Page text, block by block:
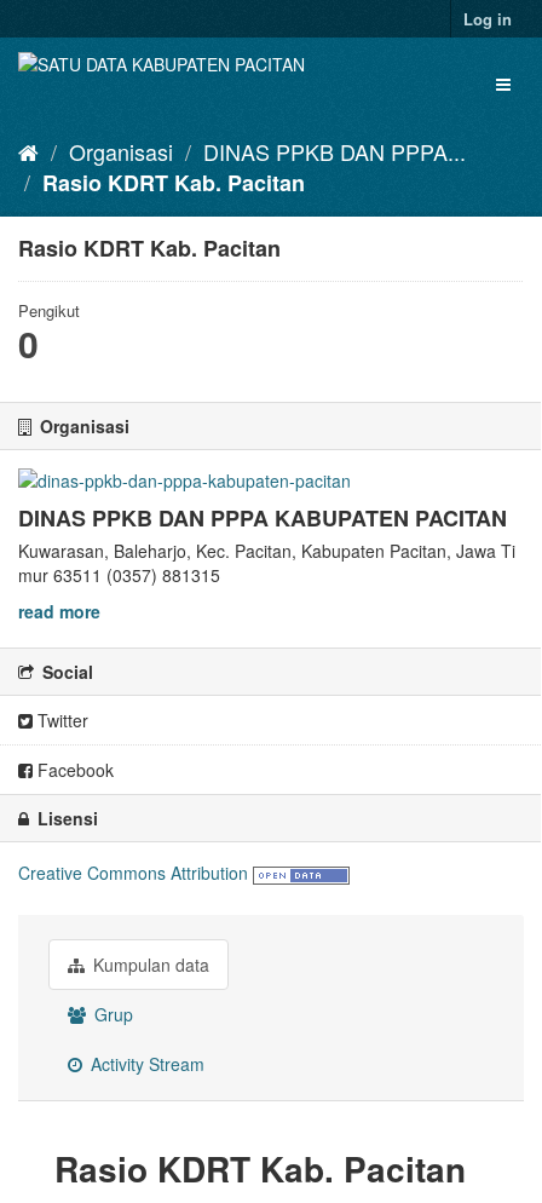
to
content
Log in
Organisasi
DINAS PPKB DAN PPPA...
Rasio KDRT Kab. Pacitan
Rasio KDRT Kab. Pacitan
Pengikut
0
Organisasi
DINAS PPKB DAN PPPA KABUPATEN PACITAN
Kuwarasan, Baleharjo, Kec. Pacitan, Kabupaten Pacitan, Jawa Ti
mur 63511 (0357) 881315
read more
Social
Twitter
Facebook
Lisensi
Creative Commons Attribution
Kumpulan data
Grup
Activity Stream
Rasio KDRT Kab. Pacitan